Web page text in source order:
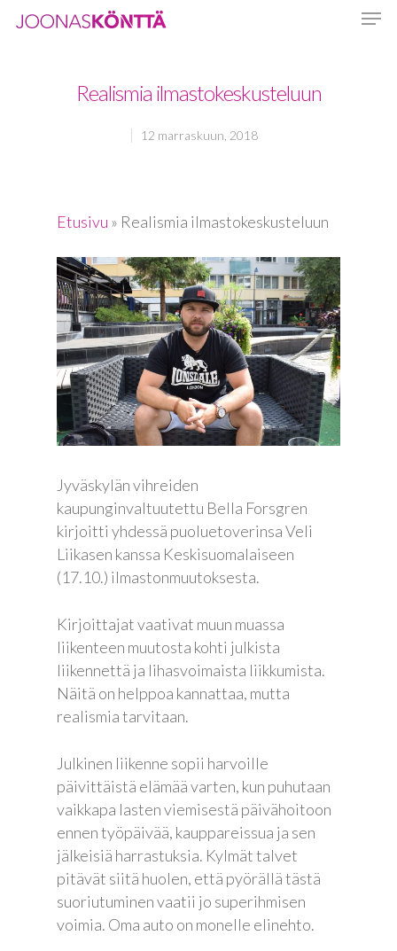
Realismia ilmastokeskusteluun
12 marraskuun, 2018
Etusivu » Realismia ilmastokeskusteluun
Jyväskylän vihreiden
kaupunginvaltuutettu Bella Forsgren
kirjoitti yhdessä puoluetoverinsa Veli
Liikasen kanssa Keskisuomalaiseen
(17.10.) ilmastonmuutoksesta.
Kirjoittajat vaativat muun muassa
liikenteen muutosta kohti julkista
liikennettä ja lihasvoimaista liikkumista.
Näitä on helppoa kannattaa, mutta
realismia tarvitaan.
Julkinen liikenne sopii harvoille
päivittäistä elämää varten, kun puhutaan
vaikkapa lasten viemisestä päivähoitoon
ennen työpäivää, kauppareissua ja sen
jälkeisiä harrastuksia. Kylmät talvet
pitävät siitä huolen, että pyörällä tästä
suoriutuminen vaatii jo superihmisen
voimia. Oma auto on monelle elinehto.